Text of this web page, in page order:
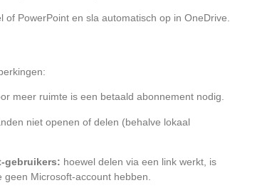
of PowerPoint en sla automatisch op in OneDrive.
meer ruimte is een betaald abonnement nodig.
niet openen of delen (behalve lokaal
gebruikers: hoewel delen via een link werkt, is
Microsoft-account hebben.